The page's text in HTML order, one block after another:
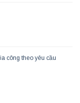
công theo yêu cầu